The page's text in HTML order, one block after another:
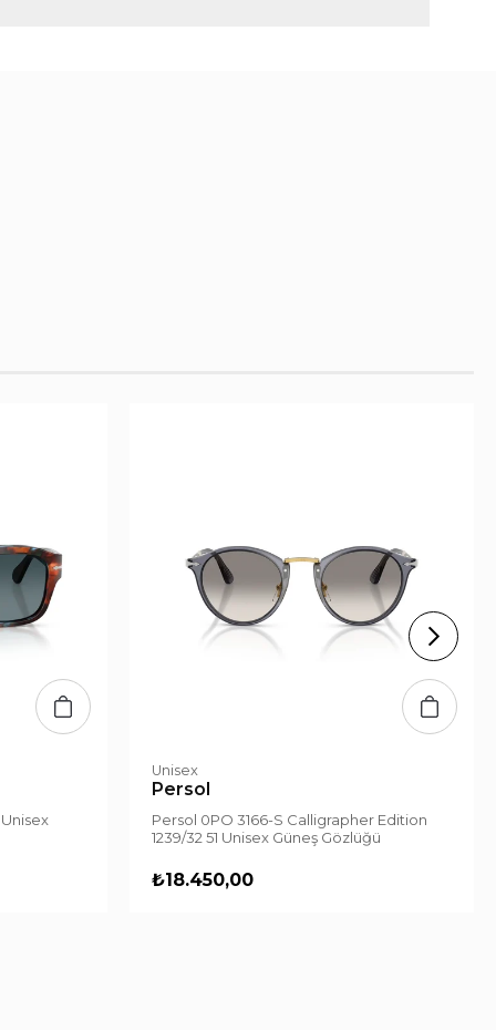
Unisex
Persol
Persol 0PO 3166-S Calligrapher Edition
1239/32 51 Unisex Güneş Gözlüğü
₺18.450,00